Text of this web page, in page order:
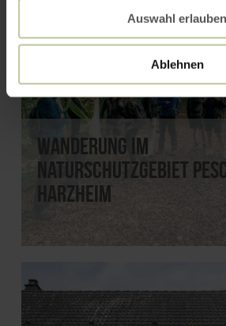
Auswahl erlauben
Ablehnen
Wanderung im
Naturschutzgebiet
Harzheim